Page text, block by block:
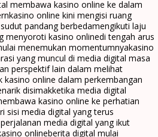
membawa kasino online ke dalam
kasino online kini mengisi ruang
pandang berbedamengikuti laju
menyoroti kasino onlinedi tengah arus
menemukan momentumnyakasino
yang muncul di media digital masa
perspektif lain dalam melihat
kasino online dalam perkembangan
disimakketika media digital
kasino online ke perhatian
sisi media digital yang terus
media digital yang ikut
onlineberita digital mulai